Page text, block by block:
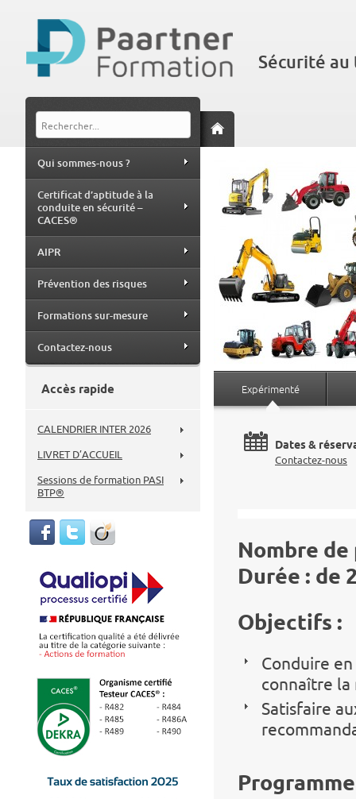
Sécurité
Expérimenté
Dates &
Contactez-nous
Nombre
Durée : de
Objectifs :
Conduire
connaître
Satisfaire
Qui sommes-nous ?
Certificat d’aptitude à la
conduite en sécurité –
CACES®
AIPR
Prévention des risques
Formations sur-mesure
Contactez-nous
Accès rapide
CALENDRIER INTER 2026
LIVRET D’ACCUEIL
Sessions de formation PASI
BTP®